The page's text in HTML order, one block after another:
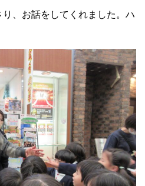
、お話をしてくれました。ハ